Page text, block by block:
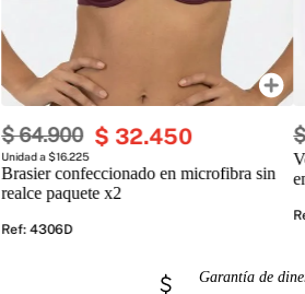
$64.900 $ 32.450
Unidad a $16.225
Brasier confeccionado en microfibra sin
realce paquete x2
Ref:4306D
Garantía de